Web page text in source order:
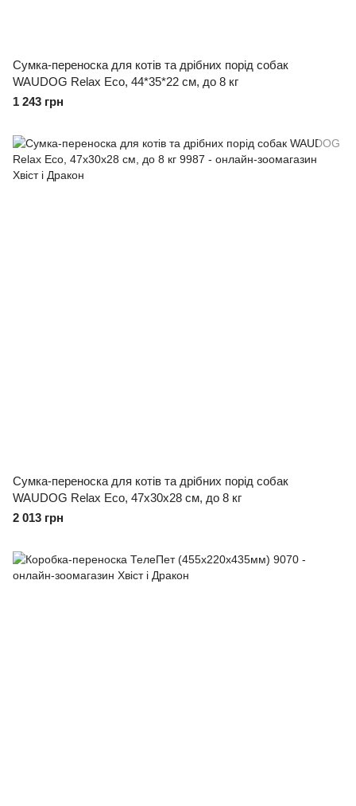
Сумка-переноска для котів та дрібних порід собак
WAUDOG Relax Eco, 44*35*22 см, до 8 кг
1 243 грн
Сумка-переноска для котів та дрібних порід собак
WAUDOG Relax Eco, 47x30x28 см, до 8 кг
2 013 грн